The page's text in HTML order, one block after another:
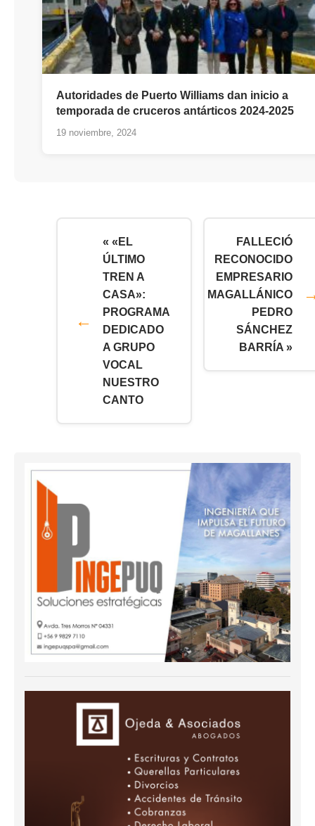
Autoridades de Puerto Williams dan inicio a
temporada de cruceros antárticos 2024-2025
19 noviembre, 2024
« «EL
ÚLTIMO
TREN A
CASA»:
PROGRAMA
DEDICADO
A GRUPO
VOCAL
NUESTRO
CANTO
FALLECIÓ
RECONOCIDO
EMPRESARIO
MAGALLÁNICO
PEDRO
SÁNCHEZ
BARRÍA »